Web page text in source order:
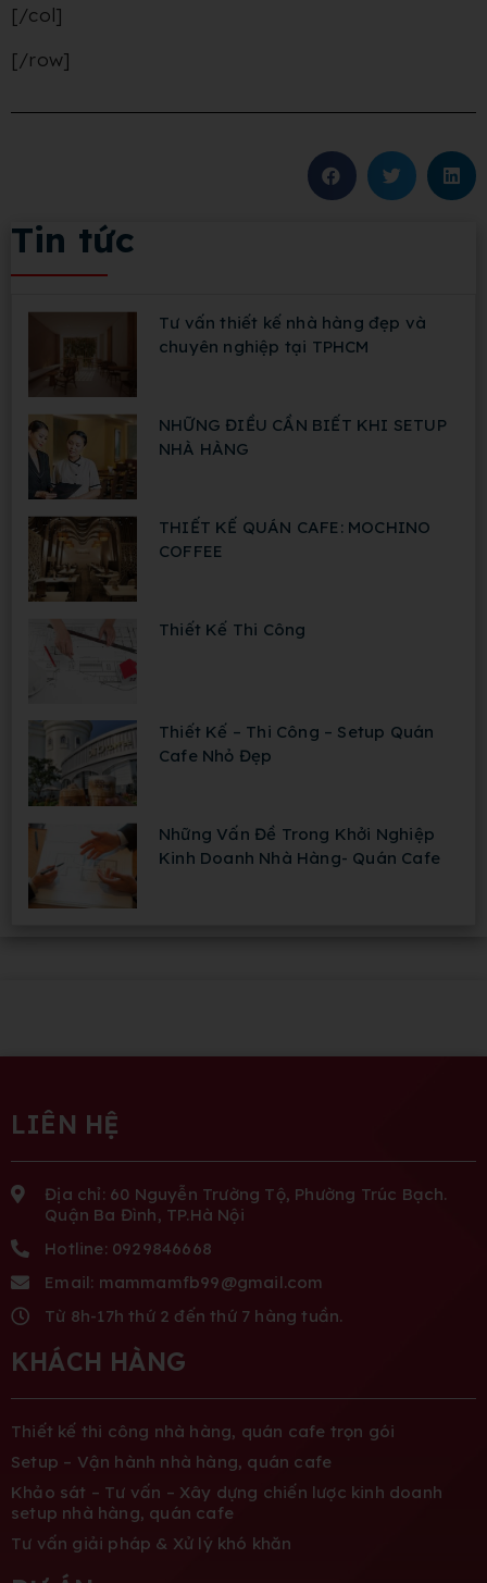
[/col]
[/row]
Tin tức
Tư vấn thiết kế nhà hàng đẹp và
chuyên nghiệp tại TPHCM
NHỮNG ĐIỀU CẦN BIẾT KHI SETUP
NHÀ HÀNG
THIẾT KẾ QUÁN CAFE: MOCHINO
COFFEE
Thiết Kế Thi Công
Thiết Kế – Thi Công – Setup Quán
Cafe Nhỏ Đẹp
Những Vấn Đề Trong Khởi Nghiệp
Kinh Doanh Nhà Hàng- Quán Cafe
LIÊN HỆ
Địa chỉ: 60 Nguyễn Trường Tộ, Phường Trúc Bạch.
Quận Ba Đình, TP.Hà Nội
Hotline: 0929846668
Email: mammamfb99@gmail.com
Từ 8h-17h thứ 2 đến thứ 7 hàng tuần.
KHÁCH HÀNG
Thiết kế thi công nhà hàng, quán cafe trọn gói
Setup – Vận hành nhà hàng, quán cafe
Khảo sát – Tư vấn – Xây dựng chiến lược kinh doanh
setup nhà hàng, quán cafe
Tư vấn giải pháp & Xử lý khó khăn